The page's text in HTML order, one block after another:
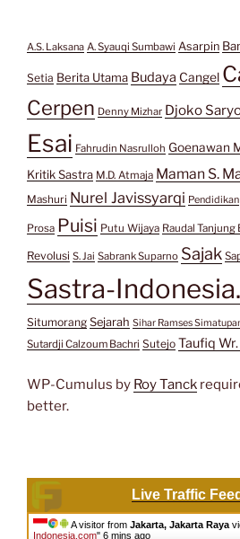
A.S. Laksana A. Syauqi Sumbawi Asarpin
Setia Berita Utama Budaya Cangel
Cerpen Denny Mizhar Djoko
Esai Fahrudin Nasrulloh Goenawan
Kritik Sastra M.D. Atmaja Maman S.
Mashuri Nurel Javissyarqi Pendidikan
Prosa Puisi Putu Wijaya Raudal Tanjung
Revolusi S. Jai Sabrank Suparno Sajak
Sastra-
Situmorang Sejarah Sihar Ramses
Sutardji Calzoum Bachri Sutejo Taufiq
WP-Cumulus by Roy Tanck
better.
Live Traffic Feed
A visitor from Jakarta, Jakarta Raya
Indonesia.com" 6 mins ago